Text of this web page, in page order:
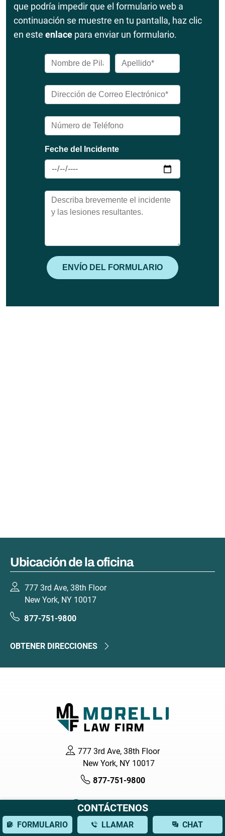
que podría impedir que el formulario web a
continuación se muestre en tu pantalla, haz clic
en este enlace para enviar un formulario.
Ubicación de la oficina
777 3rd Ave, 38th Floor
New York, NY 10017
877-751-9800
OBTENER DIRECCIONES
777 3rd Ave, 38th Floor
New York, NY 10017
877-751-9800
CONTÁCTENOS
FORMULARIO LLAMAR CHAT